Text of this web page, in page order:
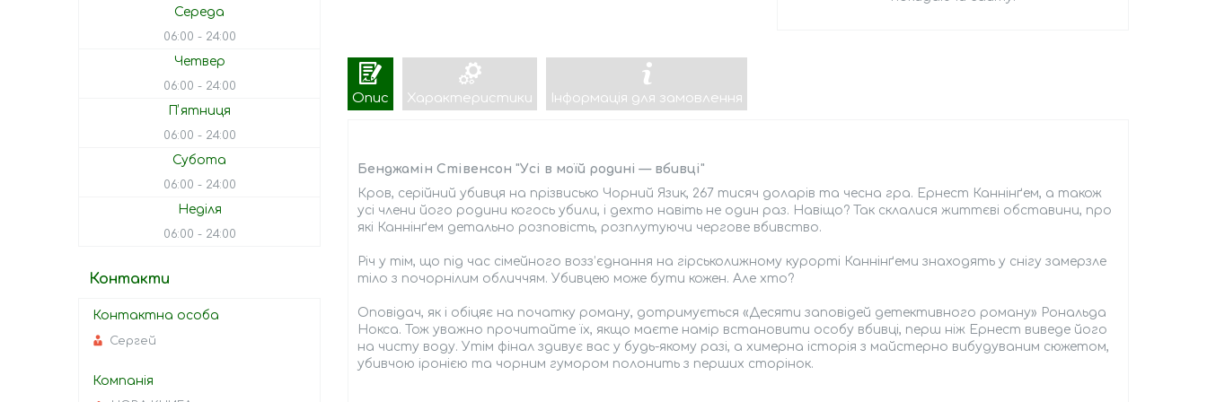
Опис Характеристики Інформація для замовлення
Бенджамін Стівенсон "Усі в моїй родині — вбивці"
Кров, серійний убивця на прізвисько Чорний Язик, 267 тисяч доларів та чесна гра. Ернест Каннінґем, а також
усі члени його родини когось убили, і дехто навіть не один раз. Навіщо? Так склалися життєві обставини, про
які Каннінґем детально розповість, розплутуючи чергове вбивство.
Річ у тім, що під час сімейного возз’єднання на гірськолижному курорті Каннінґеми знаходять у снігу замерзле
тіло з почорнілим обличчям. Убивцею може бути кожен. Але хто?
Оповідач, як і обіцяє на початку роману, дотримується «Десяти заповідей детективного роману» Рональда
Нокса. Тож уважно прочитайте їх, якщо маєте намір встановити особу вбивці, перш ніж Ернест виведе його
на чисту воду. Утім фінал здивує вас у будь-якому разі, а химерна історія з майстерно вибудуваним сюжетом,
убивчою іронією та чорним гумором полонить з перших сторінок.
Середа
06:00 24:00
Четвер
06:00 24:00
Пʼятниця
06:00 24:00
Субота
06:00 24:00
Неділя
06:00 24:00
Контакти
Сергей